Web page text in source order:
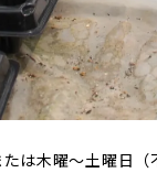
は木曜～土曜日